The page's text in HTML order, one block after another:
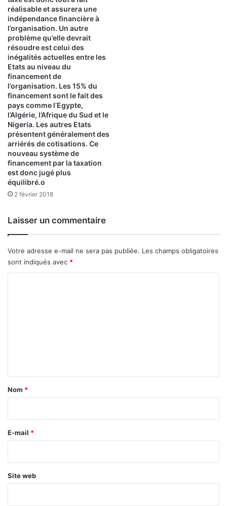
réalisable et assurera une
indépendance financière à
l’organisation. Un autre
problème qu’elle devrait
résoudre est celui des
inégalités actuelles entre les
Etats au niveau du
financement de
l’organisation. Les 15% du
financement sont le fait des
pays comme l’Egypte,
l’Algérie, l’Afrique du Sud et le
Nigeria. Les autres Etats
présentent généralement des
arriérés de cotisations. Ce
nouveau système de
financement par la taxation
est donc jugé plus
équilibré.o
2 février 2018
Laisser un commentaire
Votre adresse e-mail ne sera pas publiée. Les champs obligatoires
sont indiqués avec *
a
e
Nom *
E-mail *
Site web